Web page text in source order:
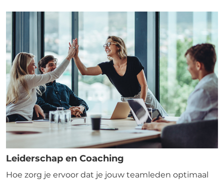
Leiderschap en Coaching
Hoe zorg je ervoor dat je jouw teamleden optimaal